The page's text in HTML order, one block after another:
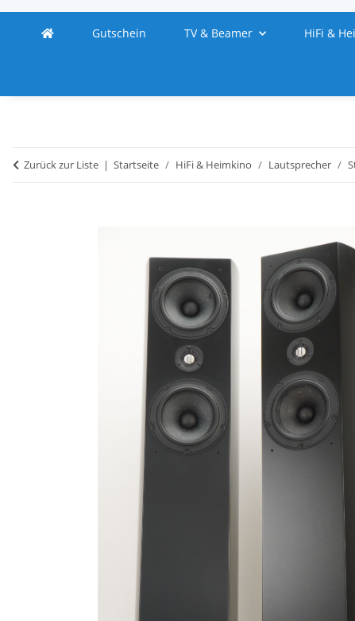
Gutschein TV & Beamer HiFi &
Zurück zur Liste Startseite HiFi & Heimkino Lautsprecher